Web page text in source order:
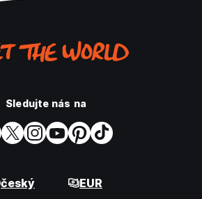
Sledujte nás na
český EUR